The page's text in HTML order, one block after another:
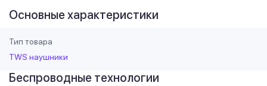
Основные характеристики
Тип товара
TWS наушники
Беспроводные технологии